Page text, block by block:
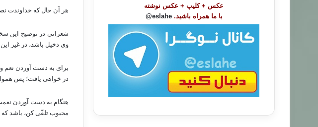
هر آن حال که خداوندت
شعرانی در توضیح این
وی دخیل باشد، در غیر
برای به دست آوردن نعم
در خواهی یافت؛ پس
هنگام به دست آوردن
محبوب تلقّی کن، باشد
عکس + کلیپ + عکس نوشته
با ما همراه باشید. eslahe@